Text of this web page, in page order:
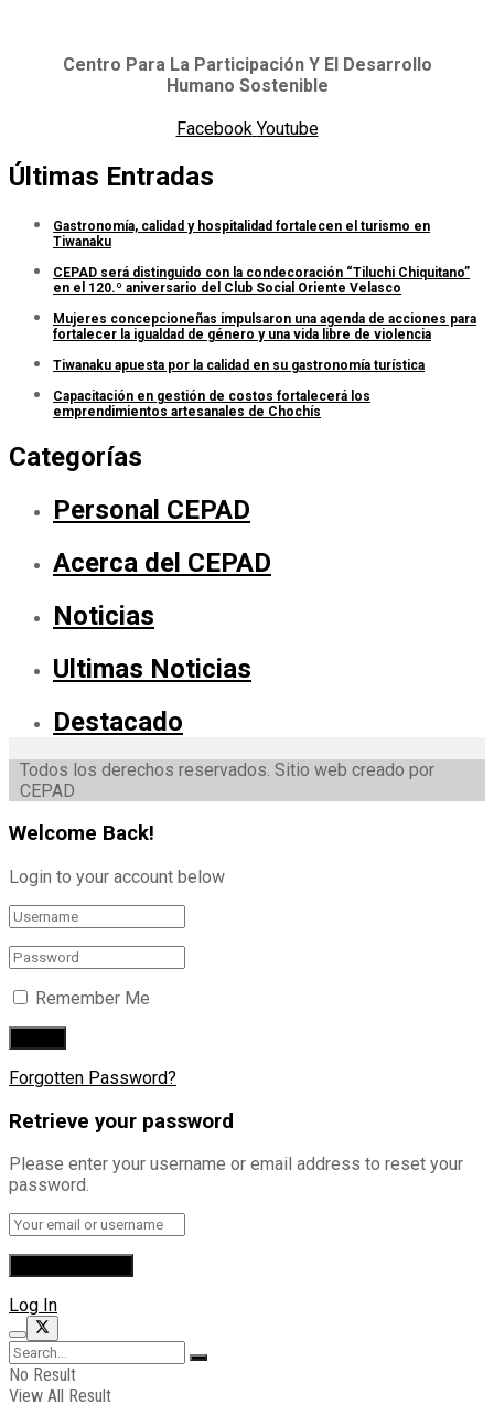
Centro Para La Participación Y El Desarrollo
Humano Sostenible
Facebook Youtube
Últimas Entradas
Gastronomía, calidad y hospitalidad fortalecen el turismo en
Tiwanaku
CEPAD será distinguido con la condecoración “Tiluchi Chiquitano”
en el 120.º aniversario del Club Social Oriente Velasco
Mujeres concepcioneñas impulsaron una agenda de acciones para
fortalecer la igualdad de género y una vida libre de violencia
Tiwanaku apuesta por la calidad en su gastronomía turística
Capacitación en gestión de costos fortalecerá los
emprendimientos artesanales de Chochís
Categorías
Personal CEPAD
Acerca del CEPAD
Noticias
Ultimas Noticias
Destacado
Todos los derechos reservados. Sitio web creado por
CEPAD
Welcome Back!
Login to your account below
Remember Me
Forgotten Password?
Retrieve your password
Please enter your username or email address to reset your
password.
Log In
No Result
View All Result